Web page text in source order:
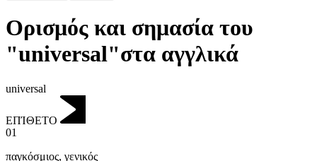
Ορισμός και σημασία του
"universal"στα αγγλικά
universal
ΕΠΊΘΕΤΟ
01
παγκόσμιος, γενικός